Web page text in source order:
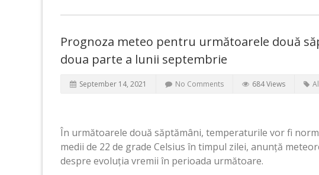
Prognoza meteo pentru următoarele două
doua parte a lunii septembrie
September 14, 2021 No Comments 684 Views
În următoarele două săptămâni, temperaturile vor fi
medii de 22 de grade Celsius în timpul zilei, anunță
despre evoluția vremii în perioada următoare.